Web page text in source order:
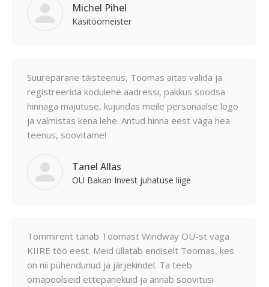
Michel Pihel
Käsitöömeister
Suurepärane täisteenus, Toomas aitas valida ja
registreerida kodulehe aadressi, pakkus soodsa
hinnaga majutuse, kujundas meile personaalse logo
ja valmistas kena lehe. Antud hinna eest väga hea
teenus, soovitame!
Tanel Allas
OÜ Bakan Invest juhatuse liige
Tommirent tänab Toomast Windway OÜ-st väga
KIIRE töö eest. Meid üllatab endiselt Toomas, kes
on nii pühendunud ja järjekindel. Ta teeb
omapoolseid ettepanekuid ja annab soovitusi